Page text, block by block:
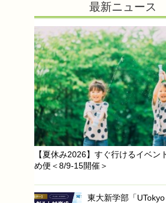
最新ニュース
【夏休み2026】すぐ行けるイベン
め便＜8/9-15開催＞
東大新学部「